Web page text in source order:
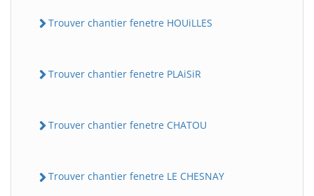
Trouver chantier fenetre HOUiLLES
Trouver chantier fenetre PLAiSiR
Trouver chantier fenetre CHATOU
Trouver chantier fenetre LE CHESNAY